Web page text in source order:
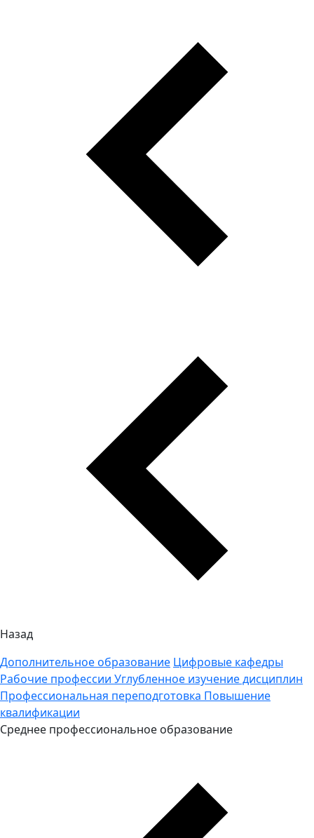
Назад
Дополнительное образование Цифровые кафедры
Рабочие профессии Углубленное изучение дисциплин
Профессиональная переподготовка Повышение
квалификации
Среднее профессиональное образование